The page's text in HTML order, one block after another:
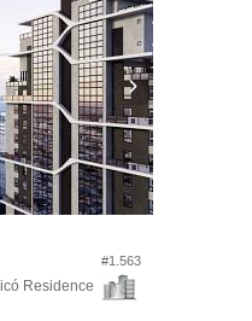
#1.563
Residence